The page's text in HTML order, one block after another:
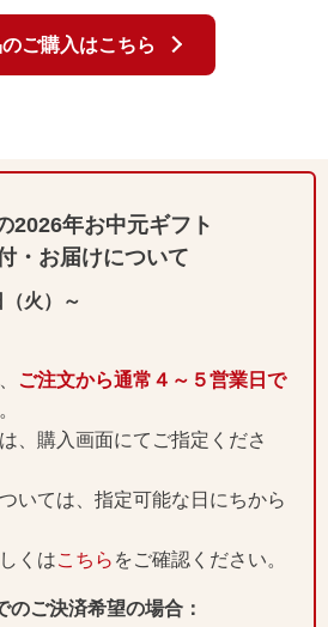
ご購入はこちら
2026年お中元ギフト
・お届けについて
火）～
ご注文から通常４～５営業日で
、購入画面にてご指定くださ
いては、指定可能な日にちから
くはこちら をご確認ください。
ご決済希望の場合：